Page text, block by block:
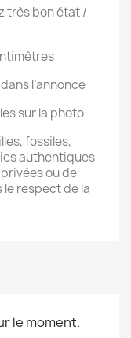
très bon état /
l’annonce
sur la photo
fossiles,
authentiques
ou de
respect de la
le moment.